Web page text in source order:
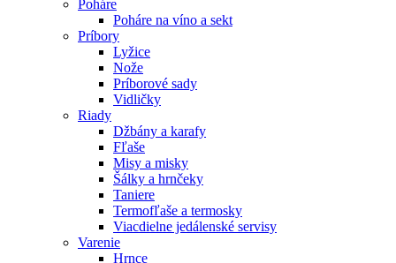
Poháre
Poháre na víno a sekt
Príbory
Lyžice
Nože
Príborové sady
Vidličky
Riady
Džbány a karafy
Fľaše
Misy a misky
Šálky a hrnčeky
Taniere
Termofľaše a termosky
Viacdielne jedálenské servisy
Varenie
Hrnce